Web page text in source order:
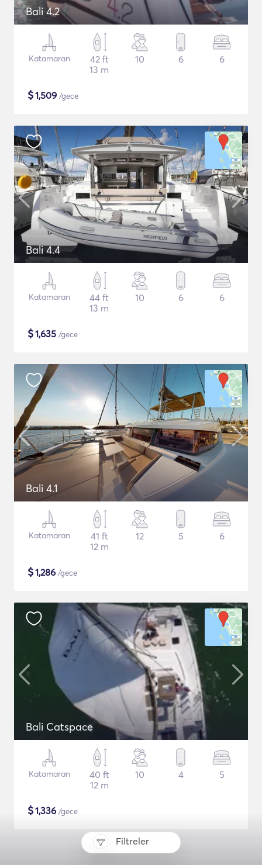
Filtreler
Bali 4.2
Katamaran
42 ft
13 m
10 6 6
$1,509 /gece
Bali 4.4
Katamaran
44 ft
13 m
10 6 6
$1,635 /gece
Bali 4.1
Katamaran
41 ft
12 m
12 5 6
$1,286 /gece
Bali Catspace
Katamaran
40 ft
12 m
10 4 5
$1,336 /gece